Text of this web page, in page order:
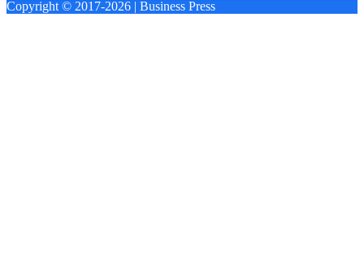
Copyright © 2017-2026 | Business Press